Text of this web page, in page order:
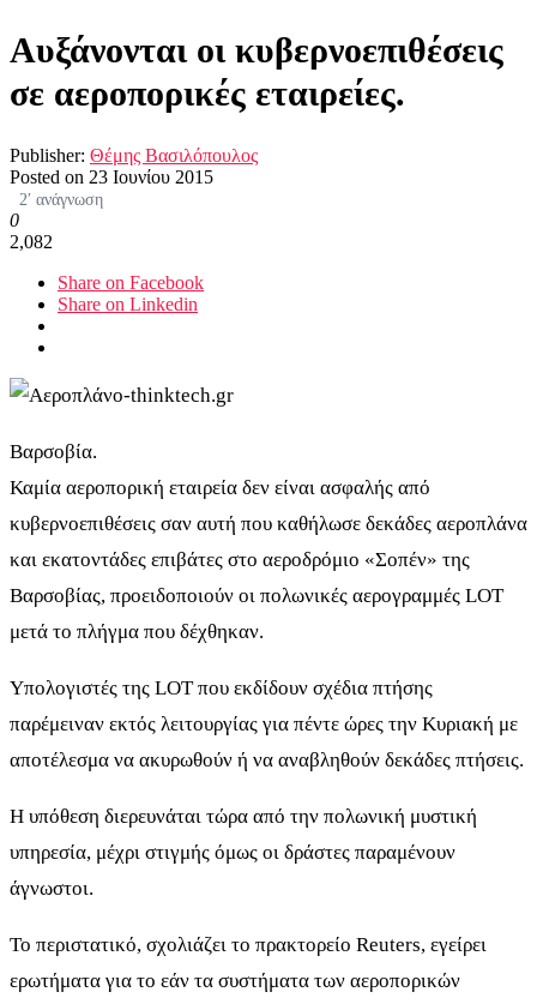
Αυξάνονται οι κυβερνοεπιθέσεις
σε αεροπορικές εταιρείες.
Publisher: Θέμης Βασιλόπουλος
Posted on 23 Ιουνίου 2015
2′ ανάγνωση
0
2,082
Share on Facebook
Share on Linkedin
Βαρσοβία.
Καμία αεροπορική εταιρεία δεν είναι ασφαλής από
κυβερνοεπιθέσεις σαν αυτή που καθήλωσε δεκάδες αεροπλάνα
και εκατοντάδες επιβάτες στο αεροδρόμιο «Σοπέν» της
Βαρσοβίας, προειδοποιούν οι πολωνικές αερογραμμές LOT
μετά το πλήγμα που δέχθηκαν.
Υπολογιστές της LOT που εκδίδουν σχέδια πτήσης
παρέμειναν εκτός λειτουργίας για πέντε ώρες την Κυριακή με
αποτέλεσμα να ακυρωθούν ή να αναβληθούν δεκάδες πτήσεις.
Η υπόθεση διερευνάται τώρα από την πολωνική μυστική
υπηρεσία, μέχρι στιγμής όμως οι δράστες παραμένουν
άγνωστοι.
Το περιστατικό, σχολιάζει το πρακτορείο Reuters, εγείρει
ερωτήματα για το εάν τα συστήματα των αεροπορικών